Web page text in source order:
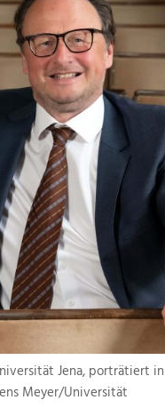
Jena, porträtiert
Meyer/Universität